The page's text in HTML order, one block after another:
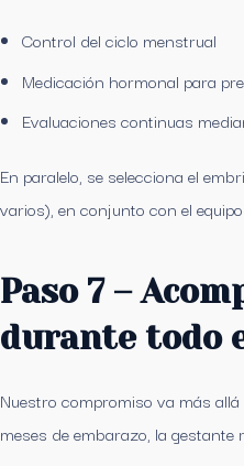
Control del ciclo menstrual
Medicación hormonal para
Evaluaciones continuas
En paralelo, se selecciona el
varios), en conjunto con el
Paso 7 –
durante todo
Nuestro compromiso va más
meses de embarazo, la gestante